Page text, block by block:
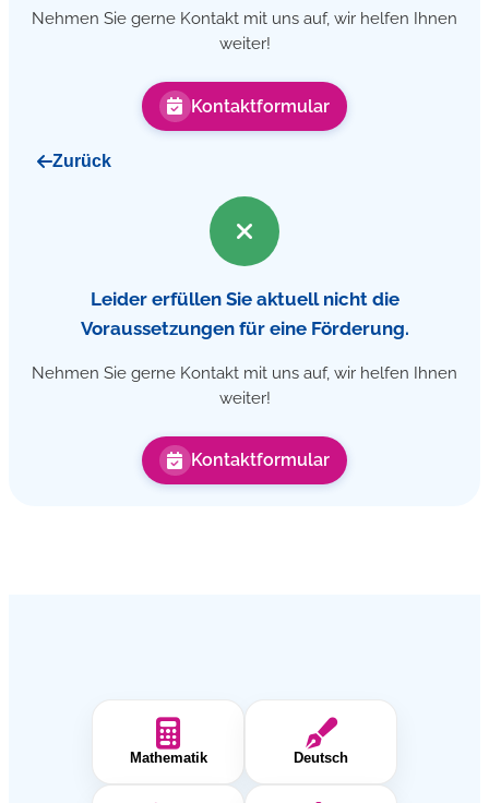
Nehmen Sie gerne Kontakt mit uns auf, wir helfen Ihnen
weiter!
Kontaktformular
Zurück
Leider erfüllen Sie aktuell nicht die
Voraussetzungen für eine Förderung.
Nehmen Sie gerne Kontakt mit uns auf, wir helfen Ihnen
weiter!
Kontaktformular
Mathematik Deutsch